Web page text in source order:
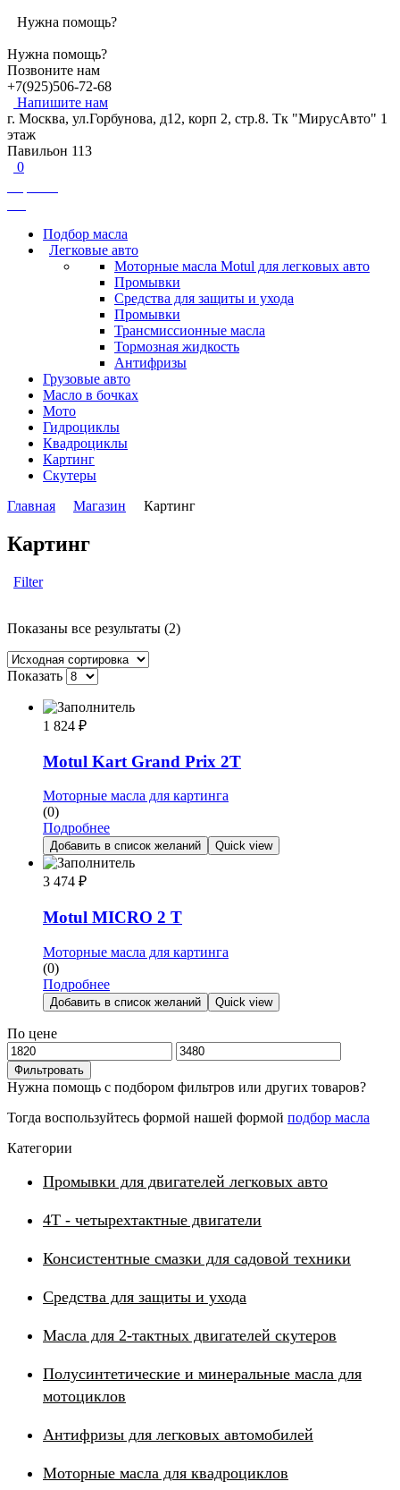
Нужна помощь?
Нужна помощь?
Позвоните нам
+7(925)506-72-68
Напишите нам
г. Москва, ул.Горбунова, д12, корп 2, стр.8. Тк "МирусАвто" 1
этаж
Павильон 113
0
Подбор масла
Легковые авто
Моторные масла Motul для легковых авто
Промывки
Средства для защиты и ухода
Промывки
Трансмиссионные масла
Тормозная жидкость
Антифризы
Грузовые авто
Масло в бочках
Мото
Гидроциклы
Квадроциклы
Картинг
Скутеры
Главная
Магазин Картинг
Картинг
Filter
Показаны все результаты (2)
Показать
1 824 ₽
Motul Kart Grand Prix 2T
Моторные масла для картинга
(0)
Подробнее
Добавить в список желаний Quick view
3 474 ₽
Motul MICRO 2 T
Моторные масла для картинга
(0)
Подробнее
Добавить в список желаний Quick view
По цене
Минимальная
цена
Максимальная
цена
Фильтровать
Нужна помощь с подбором фильтров или других товаров?
Тогда воспользуйтесь формой нашей формой подбор масла
Категории
Промывки для двигателей легковых авто
4Т - четырехтактные двигатели
Консистентные смазки для садовой техники
Средства для защиты и ухода
Масла для 2-тактных двигателей скутеров
Полусинтетические и минеральные масла для
мотоциклов
Антифризы для легковых автомобилей
Моторные масла для квадроциклов